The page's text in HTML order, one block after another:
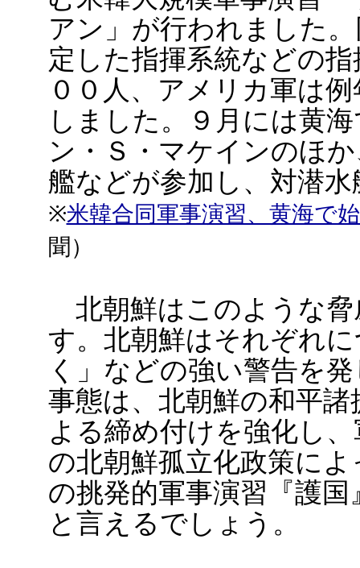
アン」が行われました
定した指揮系統などの
００人、アメリカ軍は
しました。９月には黄
ン・Ｓ・マケインのほ
艦などが参加し、対潜
※米韓合同軍事演習、黄海で
聞）
北朝鮮はこのような脅
す。北朝鮮はそれぞれ
く」などの強い警告を
事態は、北朝鮮の和平
よる締め付けを強化し
の北朝鮮孤立化政策に
の挑発的軍事演習『護
と言えるでしょう。